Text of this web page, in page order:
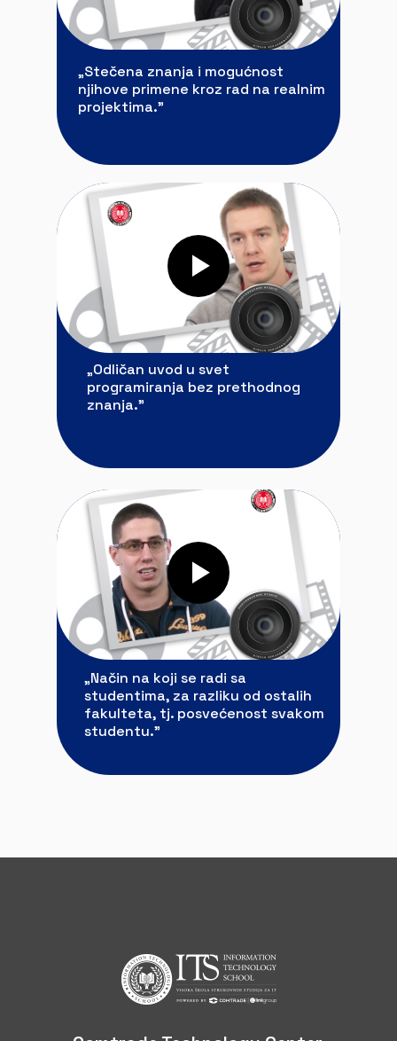
„Stečena znanja i mogućnost
njihove primene kroz rad na realnim
projektima.”
„Odličan uvod u svet
programiranja bez prethodnog
znanja.”
„Način na koji se radi sa
studentima, za razliku od ostalih
fakulteta, tj. posvećenost svakom
studentu.”